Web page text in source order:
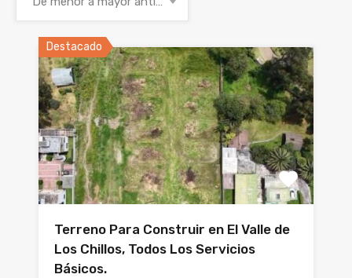
Destacado
Terreno Para Construir en El Valle de
Los Chillos, Todos Los Servicios
Básicos.